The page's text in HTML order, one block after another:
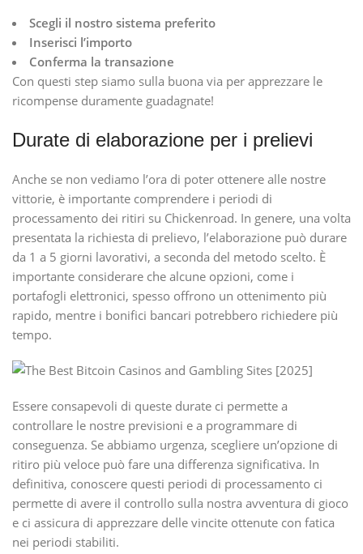
Scegli il nostro sistema preferito
Inserisci l’importo
Conferma la transazione
Con questi step siamo sulla buona via per apprezzare le
ricompense duramente guadagnate!
Durate di elaborazione per i prelievi
Anche se non vediamo l’ora di poter ottenere alle nostre
vittorie, è importante comprendere i periodi di
processamento dei ritiri su Chickenroad. In genere, una volta
presentata la richiesta di prelievo, l’elaborazione può durare
da 1 a 5 giorni lavorativi, a seconda del metodo scelto. È
importante considerare che alcune opzioni, come i
portafogli elettronici, spesso offrono un ottenimento più
rapido, mentre i bonifici bancari potrebbero richiedere più
tempo.
Essere consapevoli di queste durate ci permette a
controllare le nostre previsioni e a programmare di
conseguenza. Se abbiamo urgenza, scegliere un’opzione di
ritiro più veloce può fare una differenza significativa. In
definitiva, conoscere questi periodi di processamento ci
permette di avere il controllo sulla nostra avventura di gioco
e ci assicura di apprezzare delle vincite ottenute con fatica
nei periodi stabiliti.